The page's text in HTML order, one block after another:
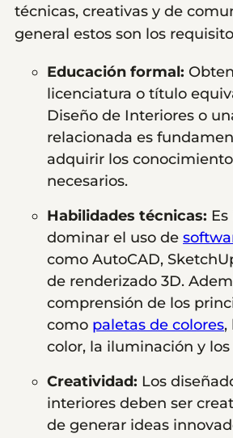
técnicas, creativas y de
general estos son los
Educación formal:
licenciatura o título
Diseño de Interiores o
relacionada es
adquirir los
necesarios.
Habilidades técnicas:
dominar el uso de
como AutoCAD,
de renderizado 3D.
comprensión de los
como paletas de colores,
color, la iluminación y
Creatividad: Los
interiores deben ser
de generar ideas